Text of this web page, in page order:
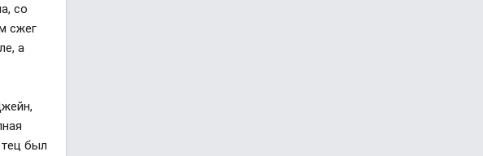
со
сжег
а
был